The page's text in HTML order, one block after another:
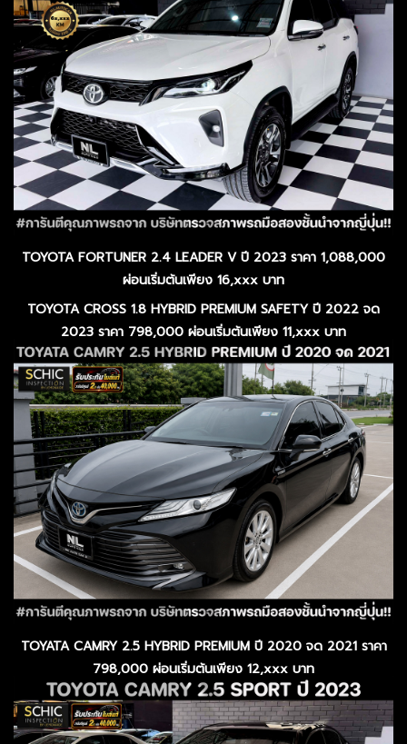
TOYOTA FORTUNER 2.4 LEADER V ปี 2023 ราคา 1,088,000
ผ่อนเริ่มต้นเพียง 16,xxx บาท
TOYOTA CROSS 1.8 HYBRID PREMIUM SAFETY ปี 2022 จด
2023 ราคา 798,000 ผ่อนเริ่มต้นเพียง 11,xxx บาท
TOYATA CAMRY 2.5 HYBRID PREMIUM ปี 2020 จด 2021 ราคา
798,000 ผ่อนเริ่มต้นเพียง 12,xxx บาท